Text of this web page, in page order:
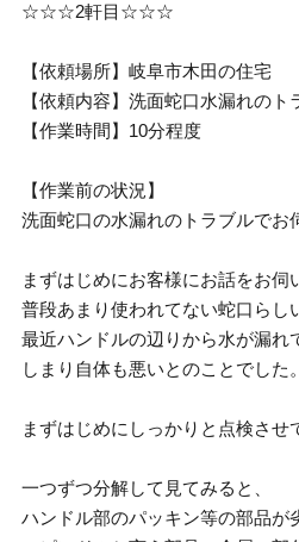
☆☆☆2軒目☆☆☆
【依頼場所】岐阜市木田の住宅
【依頼内容】洗面蛇口水漏れのト
【作業時間】10分程度
【作業前の状況】
洗面蛇口の水漏れのトラブルでお
まずはじめにお客様にお話をお伺
普段あまり使われてない蛇口らし
最近ハンドルの辺りから水が漏れ
しまり自体も悪いとのことでした。
まずはじめにしっかりと点検させ
一つずつ分解して見てみると、
ハンドル部のパッキン等の部品が